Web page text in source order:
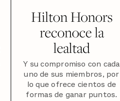
Hilton Honors
reconoce la
lealtad
Y su compromiso con cada
uno de sus miembros, por
lo que ofrece cientos de
formas de ganar puntos.